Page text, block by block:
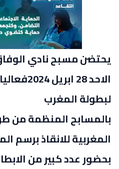
يحتضن مسبح نادي
الاحد 28
لبطولة المغرب
بالمسابح المنظمة من
المغربية للانقاذ برسم
بحضور عدد كبير من